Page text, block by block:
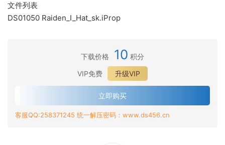
文件列表
DS01050 Raiden_I_Hat_sk.iProp
下载价格 10 积分
VIP免费
升级VIP
立即购买
客服QQ:258371245 统一解压密码：www.ds456.cn